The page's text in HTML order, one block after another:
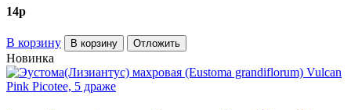
14p
В корзину В корзину Отложить
Новинка